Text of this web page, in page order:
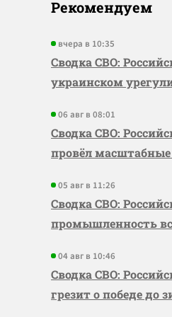
Рекомендуем
вчера в 10:35
Сводка СВО:
украинском
06 авг в 08:01
Сводка СВО:
провёл
05 авг в 11:26
Сводка СВО:
промышленность
04 авг в 10:46
Сводка СВО:
грезит о победе до